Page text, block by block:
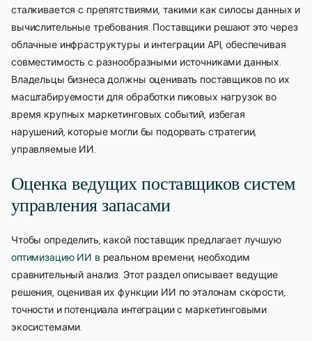
сталкивается с препятствиями, такими как силосы данных и
вычислительные требования. Поставщики решают это через
облачные инфраструктуры и интеграции API, обеспечивая
совместимость с разнообразными источниками данных.
Владельцы бизнеса должны оценивать поставщиков по их
масштабируемости для обработки пиковых нагрузок во
время крупных маркетинговых событий, избегая
нарушений, которые могли бы подорвать стратегии,
управляемые ИИ.
Оценка ведущих поставщиков систем
управления запасами
Чтобы определить, какой поставщик предлагает лучшую
оптимизацию ИИ в реальном времени, необходим
сравнительный анализ. Этот раздел описывает ведущие
решения, оценивая их функции ИИ по эталонам скорости,
точности и потенциала интеграции с маркетинговыми
экосистемами.